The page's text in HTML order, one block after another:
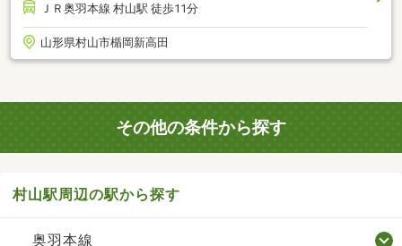
ＪＲ奥羽本線 村山駅 徒歩11分
山形県村山市楯岡新高田
その他の条件から探す
村山駅周辺の駅から探す
奥羽本線